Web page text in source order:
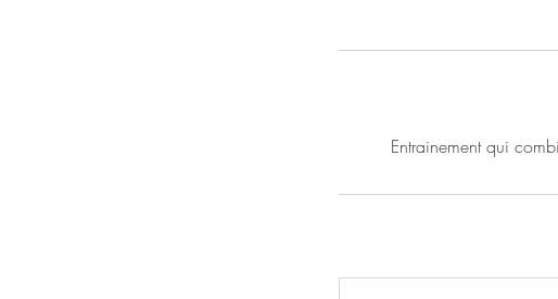
Entrainement qui